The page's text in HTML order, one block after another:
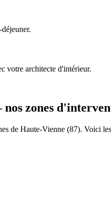
votre architecte d'intérieur.
nos zones
de Haute-Vienne (87). Voici